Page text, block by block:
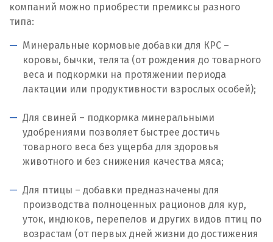
Люберцы
М
Магнитогорск
Мегион
Медведевка
Мытищи
Н
компаний можно приобрести премиксы разного
типа:
Минеральные кормовые добавки для КРС –
коровы, бычки, телята (от рождения до товарного
веса и подкормки на протяжении периода
лактации или продуктивности взрослых особей);
Для свиней – подкормка минеральными
удобрениями позволяет быстрее достичь
товарного веса без ущерба для здоровья
животного и без снижения качества мяса;
Для птицы – добавки предназначены для
производства полноценных рационов для кур,
уток, индюков, перепелов и других видов птиц по
возрастам (от первых дней жизни до достижения